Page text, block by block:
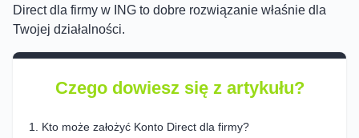
Direct dla firmy w ING to dobre rozwiązanie właśnie dla
Twojej działalności.
Czego dowiesz się z artykułu?
Kto może założyć Konto Direct dla firmy?